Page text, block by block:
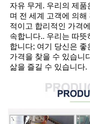
자유 무게. 우리의 제
며 전 세계 고객에 의
적이고 합리적인 가격
속합니다.. 우리는 따
합니다; 여기 당신은
가격을 찾을 수 있습니
삶을 즐길 수 있습니다.